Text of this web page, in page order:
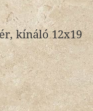
kínáló 12x19